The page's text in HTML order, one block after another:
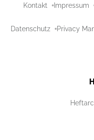
Kontakt Impressum
Datenschutz Privacy